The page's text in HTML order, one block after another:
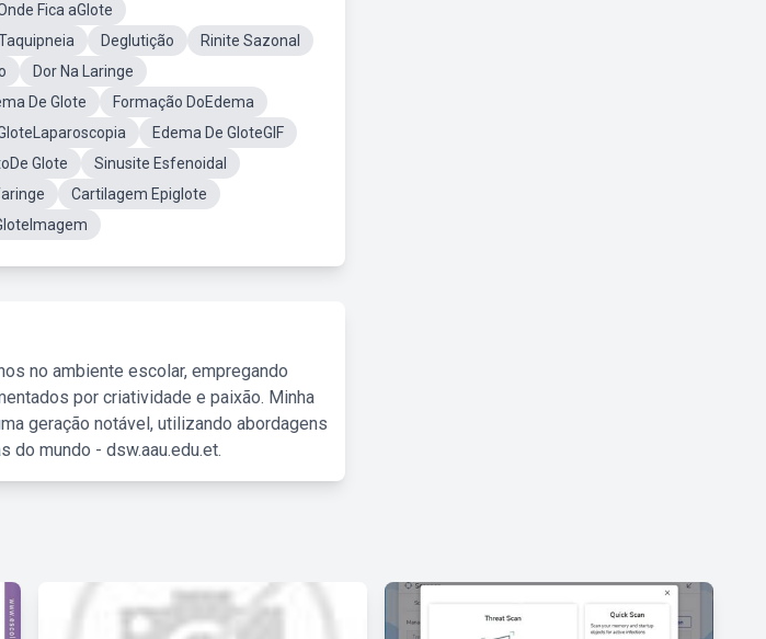
Fica aGlote
Deglutição
Rinite Sazonal
Dor Na Laringe
De Glote
Formação DoEdema
Edema De GloteGIF
Glote
Sinusite Esfenoidal
Cartilagem Epiglote
no ambiente escolar, empregando
por criatividade e paixão. Minha
geração notável, utilizando abordagens
mundo - dsw.aau.edu.et.